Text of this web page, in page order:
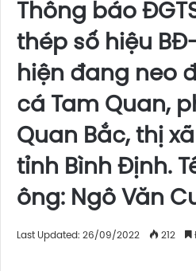
Thông báo
thép số hiệu
hiện đang neo
cá Tam Quan,
Quan Bắc, thị
tỉnh Bình Định.
ông: Ngô Văn
Last Updated: 26/09/2022 212